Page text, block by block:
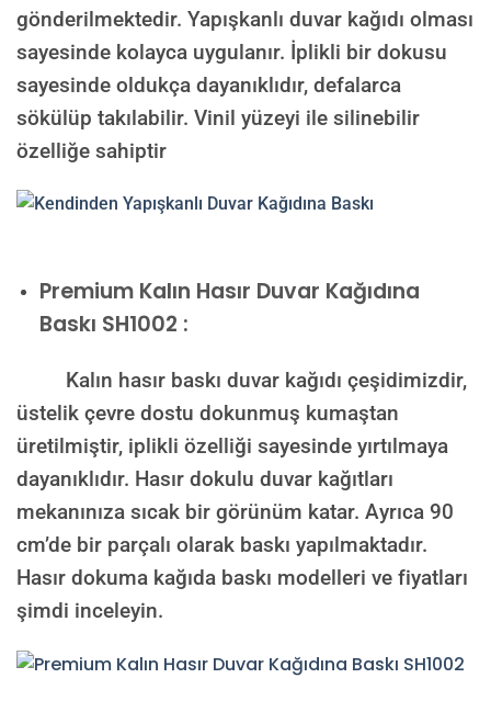
gönderilmektedir. Yapışkanlı duvar kağıdı olması
sayesinde kolayca uygulanır. İplikli bir dokusu
sayesinde oldukça dayanıklıdır, defalarca
sökülüp takılabilir. Vinil yüzeyi ile silinebilir
özelliğe sahiptir
Premium Kalın Hasır Duvar Kağıdına
Baskı SH1002 :
Kalın hasır baskı duvar kağıdı çeşidimizdir,
üstelik çevre dostu dokunmuş kumaştan
üretilmiştir, iplikli özelliği sayesinde yırtılmaya
dayanıklıdır. Hasır dokulu duvar kağıtları
mekanınıza sıcak bir görünüm katar. Ayrıca 90
cm’de bir parçalı olarak baskı yapılmaktadır.
Hasır dokuma kağıda baskı modelleri ve fiyatları
şimdi inceleyin.